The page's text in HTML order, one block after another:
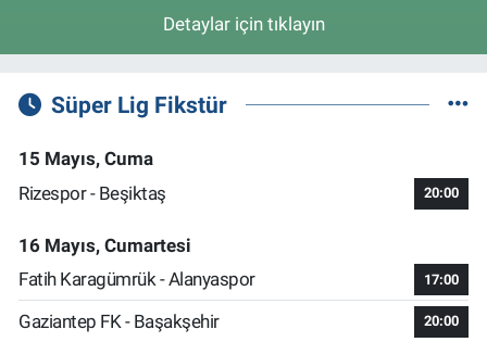
Detaylar için tıklayın
Süper Lig Fikstür
15 Mayıs, Cuma
Rizespor - Beşiktaş
20:00
16 Mayıs, Cumartesi
Fatih Karagümrük - Alanyaspor
17:00
Gaziantep FK - Başakşehir 20:00